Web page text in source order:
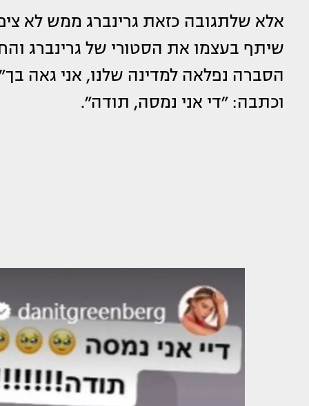
אלא שלתגובה כזאת גרינברג ממש לא
שיתף בעצמו את הסטורי של גרינברג
הסברה נפלאה למדינה שלנו, אני גאה
וכתבה: ״די אני נמסה, תודה״.